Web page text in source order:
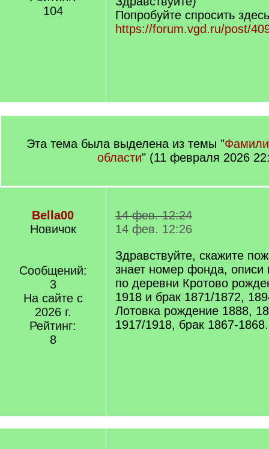
104
]
Попробуйте спросить
https://forum.vgd.ru/post/
Эта тема была выделена из темы "
области" (11 февраля 2026
Bella00
Новичок
Сообщений:
3
На сайте с
2026 г.
Рейтинг:
8
14 фев. 12:24
14 фев. 12:26
Здравствуйте, скажите
знает номер фонда, описи
по деревни Кротово
1918 и брак 1871/1872,
Лотовка рождение 1888,
1917/1918, брак 1867-1868.